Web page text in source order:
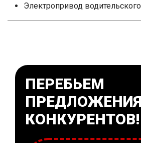
Электропривод
ПЕРЕБЬЕМ
КОНКУРЕНТОВ!